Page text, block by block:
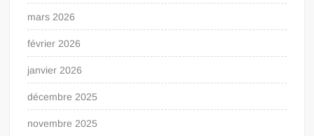
mars 2026
février 2026
janvier 2026
décembre 2025
novembre 2025